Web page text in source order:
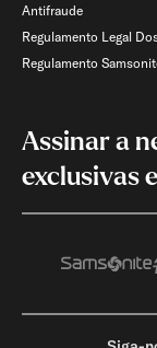
Antifraude
Regulamento Legal
Regulamento
Assinar a
exclusivas